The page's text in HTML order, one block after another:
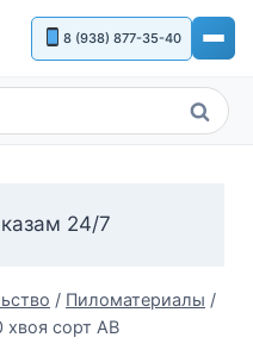
8 (938) 877-35-40
Поиск
24/7
/ Пиломатериалы /
хвоя сорт АВ